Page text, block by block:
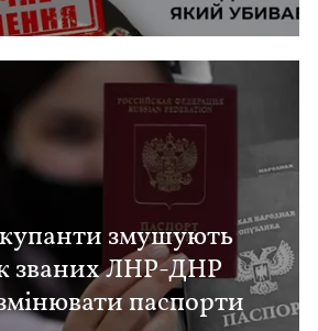
змушують
званих ЛНР-ДНР
паспорти